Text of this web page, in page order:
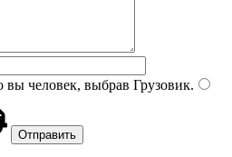
вы человек, выбрав Грузовик.